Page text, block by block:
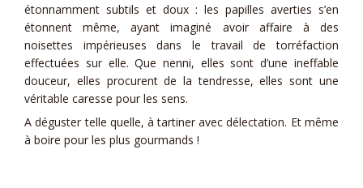
étonnamment subtils et doux : les papilles averties s’en
étonnent même, ayant imaginé avoir affaire à des
noisettes impérieuses dans le travail de torréfaction
effectuées sur elle. Que nenni, elles sont d’une ineffable
douceur, elles procurent de la tendresse, elles sont une
véritable caresse pour les sens.
A déguster telle quelle, à tartiner avec délectation. Et même
à boire pour les plus gourmands !